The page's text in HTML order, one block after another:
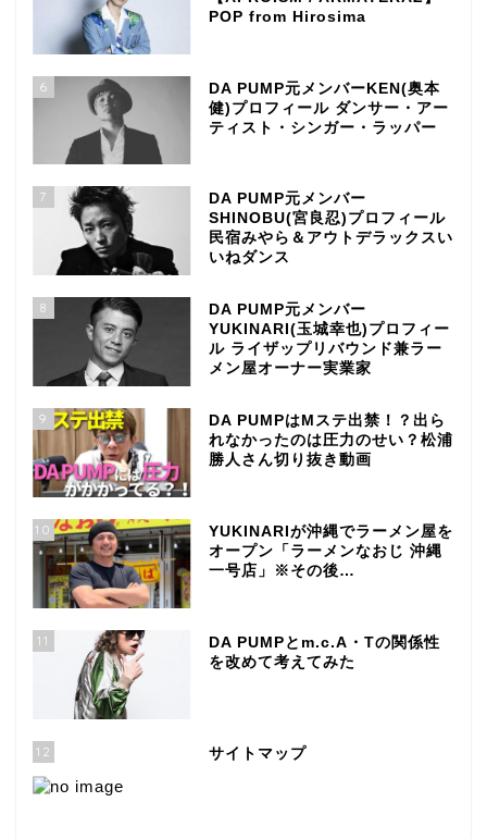
POP from Hirosima
6
DA PUMP元メンバーKEN(奥本
健)プロフィール ダンサー・アー
ティスト・シンガー・ラッパー
7
DA PUMP元メンバー
SHINOBU(宮良忍)プロフィール
民宿みやら＆アウトデラックスい
いねダンス
8
DA PUMP元メンバー
YUKINARI(玉城幸也)プロフィー
ル ライザップリバウンド兼ラー
メン屋オーナー実業家
9
DA PUMPはMステ出禁！？出ら
れなかったのは圧力のせい？松浦
勝人さん切り抜き動画
10
YUKINARIが沖縄でラーメン屋を
オープン「ラーメンなおじ 沖縄
一号店」※その後…
11
DA PUMPとm.c.A・Tの関係性
を改めて考えてみた
12 サイトマップ